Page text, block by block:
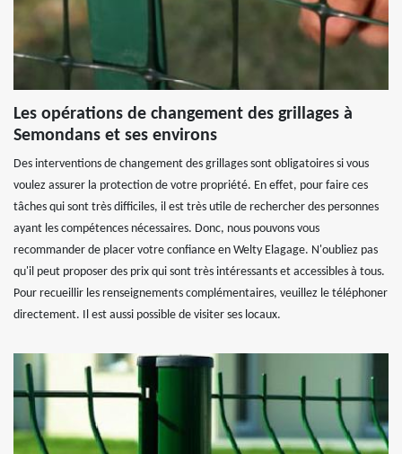
Les opérations de changement des grillages à
Semondans et ses environs
Des interventions de changement des grillages sont obligatoires si vous
voulez assurer la protection de votre propriété. En effet, pour faire ces
tâches qui sont très difficiles, il est très utile de rechercher des personnes
ayant les compétences nécessaires. Donc, nous pouvons vous
recommander de placer votre confiance en Welty Elagage. N'oubliez pas
qu'il peut proposer des prix qui sont très intéressants et accessibles à tous.
Pour recueillir les renseignements complémentaires, veuillez le téléphoner
directement. Il est aussi possible de visiter ses locaux.